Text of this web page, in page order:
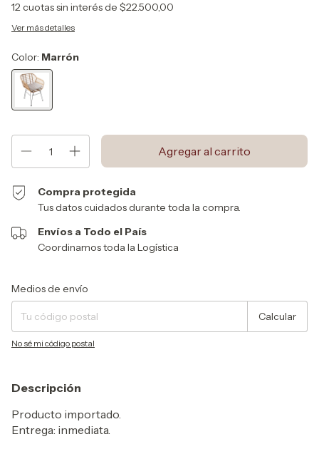
12cuotas sin interés de $22.500,00
Ver más detalles
Color: Marrón
Compra protegida
Tus datos cuidados durante toda la compra.
Envíos a Todo el País
Coordinamos toda la Logística
Entregas para el CP:
Medios de envío
Calcular
No sé mi código postal
Descripción
Producto importado.
Entrega: inmediata.